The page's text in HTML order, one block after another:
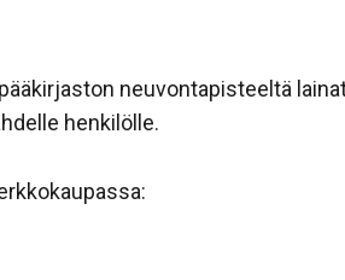
neuvontapisteeltä
henkilölle.